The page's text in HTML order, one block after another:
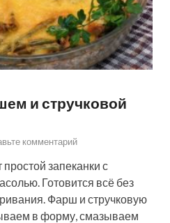
и стручковой
комментарий
запеканки с
Готовится всё без
Фарш и стручковую
в форму, смазываем